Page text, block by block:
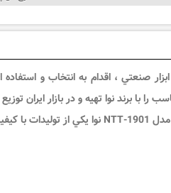
صنعتي ، اقدام به انتخاب و
با برند نوا تهيه و در بازار ايران